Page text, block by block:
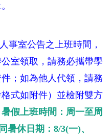
事室公告之上班時間，
室領取，請務必攜帶學
；如為他人代領，請務
式如附件）並檢附雙方
暑假上班時間：周一至周
暑休日期：8/3(一)、